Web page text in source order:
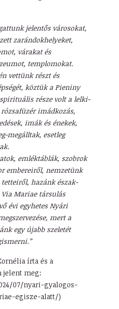
jelentős városokat,
zarándokhelyeket,
várakat és
templomokat.
vettünk részt és
köztük a Pieniny
része volt a lelki-
imádkozás,
imák és énekek,
megálltak, esetleg
emléktáblák, szobrok
embereiről, nemzetünk
hazánk észak-
Via Mariae társulás
évi egyhetes Nyári
mert a
egy újabb szeletét
írta és a
jelent meg:
07/nyari-gyalogos-
egisze-alatt/)